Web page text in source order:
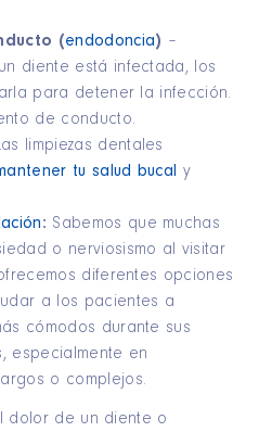
(endodoncia) –
diente está infectada, los
para detener la infección.
de conducto.
limpiezas dentales
tu salud bucal y
: Sabemos que muchas
o nerviosismo al visitar
diferentes opciones
a los pacientes a
cómodos durante sus
especialmente en
o complejos.
dolor de un diente o